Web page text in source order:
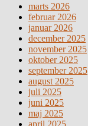
marts 2026
februar 2026
januar 2026
december 2025
november 2025
oktober 2025
september 2025
august 2025
juli 2025
juni 2025
maj 2025
april 2025